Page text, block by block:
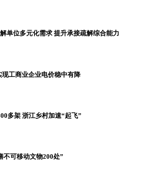
单位多元化需求 提升承接疏解综合能力
工商业企业电价稳中有降
多架 浙江乡村加速“起飞”
不可移动文物200处”